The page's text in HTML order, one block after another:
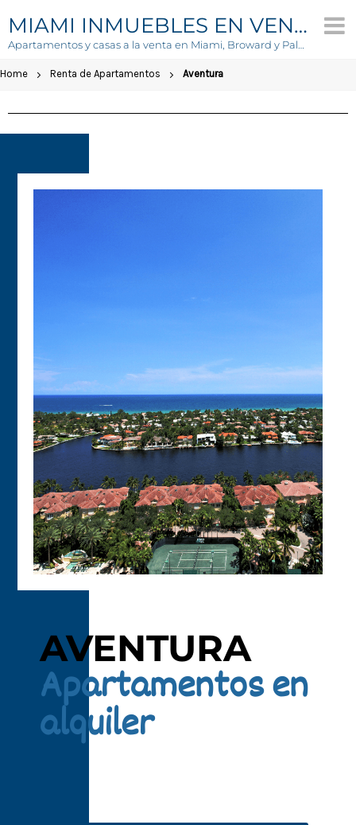
MIAMI INMUEBLES EN VENTA
Home Renta de Apartamentos Aventura
AVENTURA
Apartamentos en
alquiler